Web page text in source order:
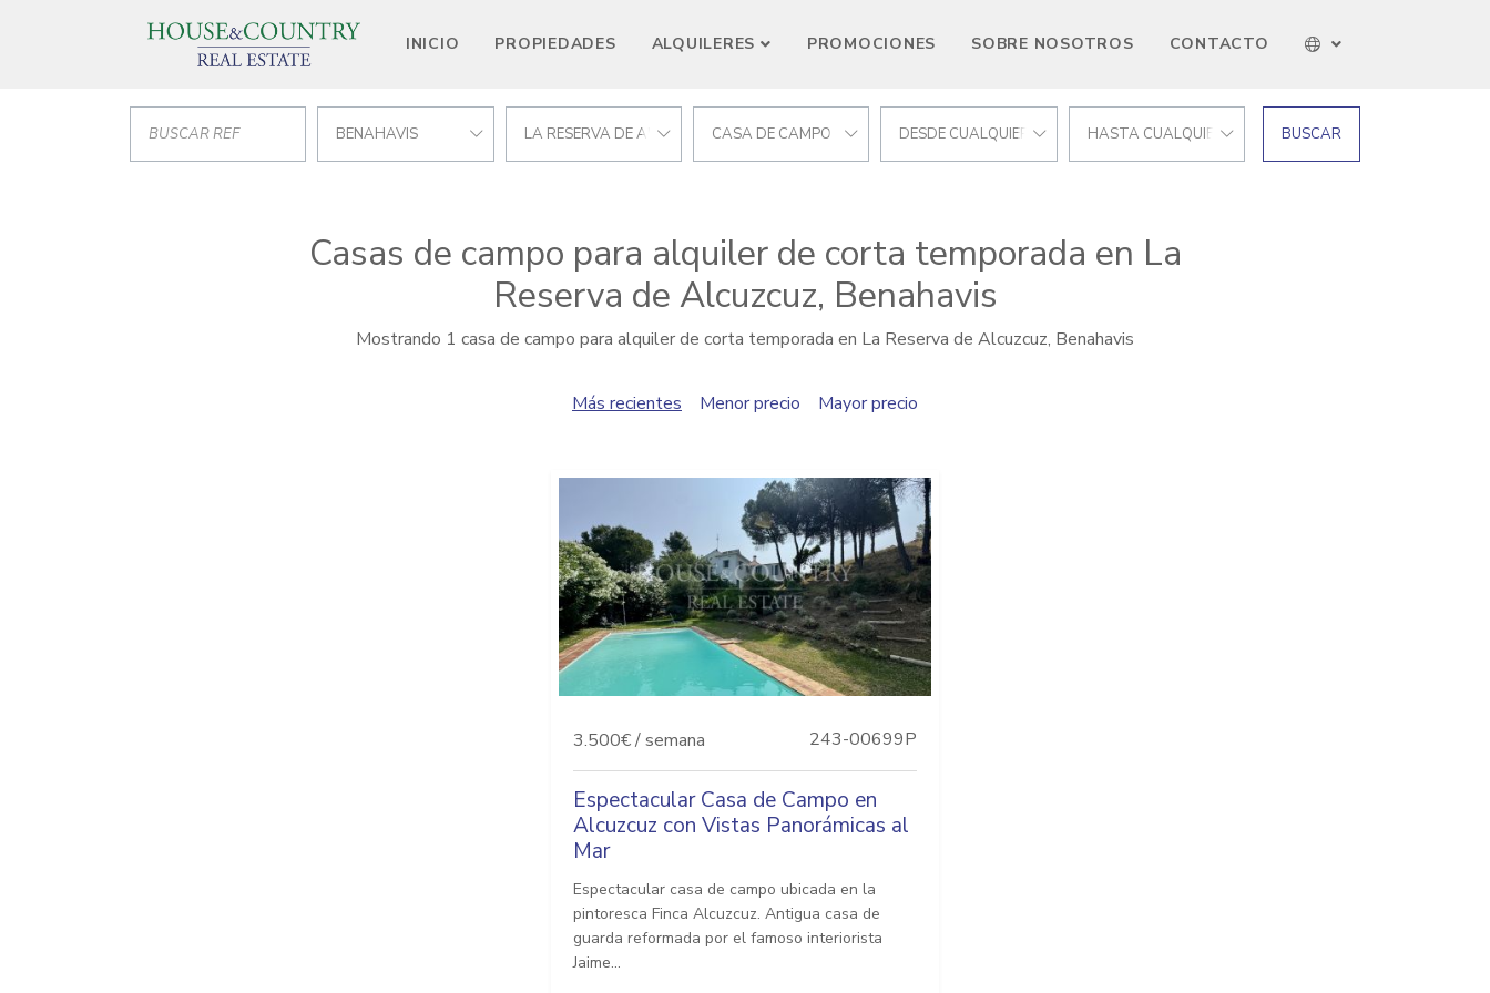
INICIO PROPIEDADES ALQUILERES PROMOCIONES SOBRE NOSOTROS CONTACTO
BENAHAVIS LA RESERVA DE ALCUZCUZ CASA DE CAMPO DESDE CUALQUIER PRECIO HASTA CUALQUIER PRECIO BUSCAR
Casas de campo para alquiler de corta temporada en La
Reserva de Alcuzcuz, Benahavis
Mostrando 1 casa de campo para alquiler de corta temporada en La Reserva de Alcuzcuz, Benahavis
Más recientes Menor precio Mayor precio
3.500€ / semana 243-00699P
Espectacular Casa de Campo en
Alcuzcuz con Vistas Panorámicas al
Mar
Espectacular casa de campo ubicada en la
pintoresca Finca Alcuzcuz. Antigua casa de
guarda reformada por el famoso interiorista
Jaime...